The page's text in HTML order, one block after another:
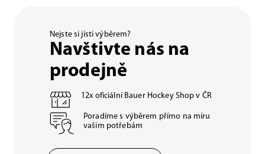
Nejste si jisti výběrem?
Navštivte nás na
prodejně
12x oficiální Bauer Hockey Shop v ČR
Poradíme s výběrem přímo na míru
vašim potřebám